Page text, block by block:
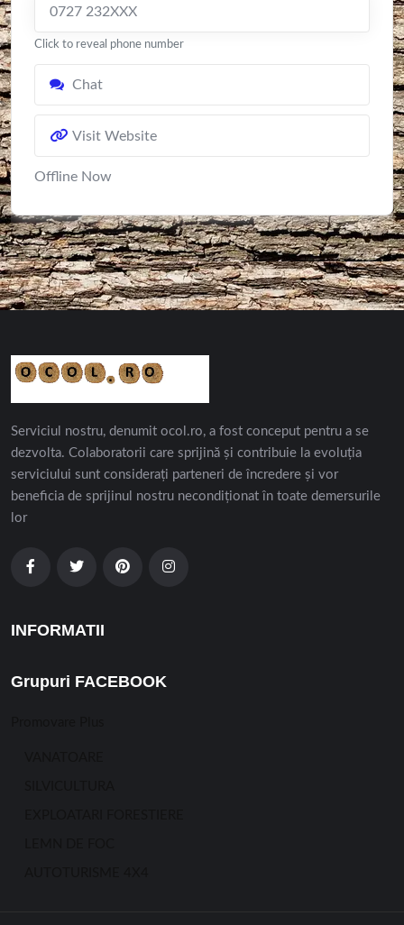
0727 232XXX
Click to reveal phone number
Chat
Visit Website
Offline Now
Serviciul nostru, denumit ocol.ro, a fost conceput pentru a se
dezvolta. Colaboratorii care sprijină și contribuie la evoluția
serviciului sunt considerați parteneri de încredere și vor
beneficia de sprijinul nostru necondiționat în toate demersurile
lor
INFORMATII
Grupuri FACEBOOK